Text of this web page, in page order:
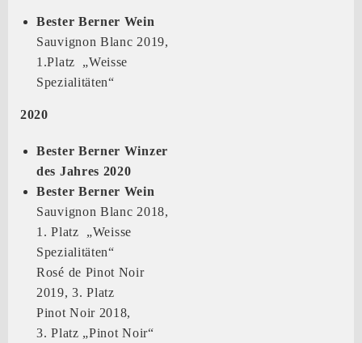
Bester Berner Wein
Sauvignon Blanc 2019,
1.Platz „Weisse
Spezialitäten“
2020
Bester Berner Winzer
des Jahres 2020
Bester Berner Wein
Sauvignon Blanc 2018,
1. Platz „Weisse
Spezialitäten“
Rosé de Pinot Noir
2019, 3. Platz
Pinot Noir 2018,
3. Platz „Pinot Noir“